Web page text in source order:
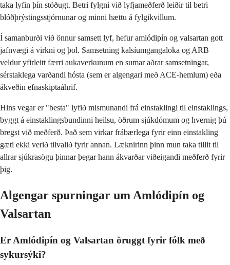
taka lyfin þín stöðugt. Betri fylgni við lyfjameðferð leiðir til betri
blóðþrýstingsstjórnunar og minni hættu á fylgikvillum.
Í samanburði við önnur samsett lyf, hefur amlódipín og valsartan gott
jafnvægi á virkni og þol. Samsetning kalsíumgangaloka og ARB
veldur yfirleitt færri aukaverkunum en sumar aðrar samsetningar,
sérstaklega varðandi hósta (sem er algengari með ACE-hemlum) eða
ákveðin efnaskiptaáhrif.
Hins vegar er "besta" lyfið mismunandi frá einstaklingi til einstaklings,
byggt á einstaklingsbundinni heilsu, öðrum sjúkdómum og hvernig þú
bregst við meðferð. Það sem virkar frábærlega fyrir einn einstakling
gæti ekki verið tilvalið fyrir annan. Læknirinn þinn mun taka tillit til
allrar sjúkrasögu þinnar þegar hann ákvarðar viðeigandi meðferð fyrir
þig.
Algengar spurningar um Amlódipín og
Valsartan
Er Amlódipín og Valsartan öruggt fyrir fólk með
sykursýki?